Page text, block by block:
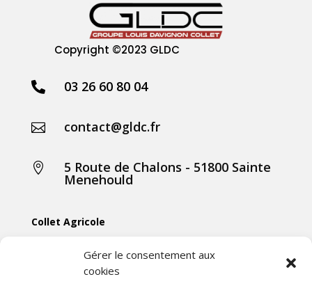
Gérer le consentement aux
cookies
Copyright ©2023 GLDC
 03 26 60 80 04
 contact@gldc.fr
 5 Route de Chalons - 51800 Sainte
Menehould
Collet Agricole
Collet Motoculture